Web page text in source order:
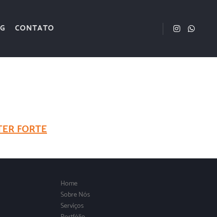
CONTATO
FORTE
Home
Sobre Nós
Serviços